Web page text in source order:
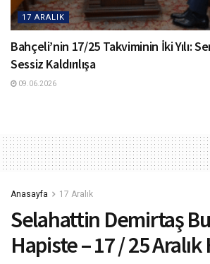
17 ARALIK
Bahçeli’nin 17/25 Takviminin İki Yılı:
Sessiz Kaldırılışa
09.06.2026
Anasayfa 17 Aralık
Selahattin Demirtaş
Hapiste – 17 / 25 Aralık